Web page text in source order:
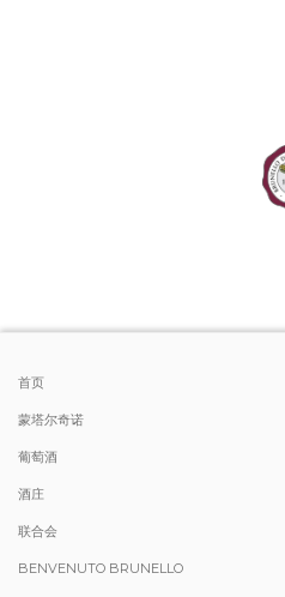
首页
蒙塔尔奇诺
葡萄酒
酒庄
联合会
BENVENUTO BRUNELLO